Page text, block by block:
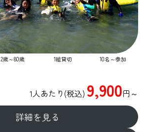
2歳～80歳 1組貸切 10名～参加
1人あたり(税込) 9,900円​～
詳細を見る